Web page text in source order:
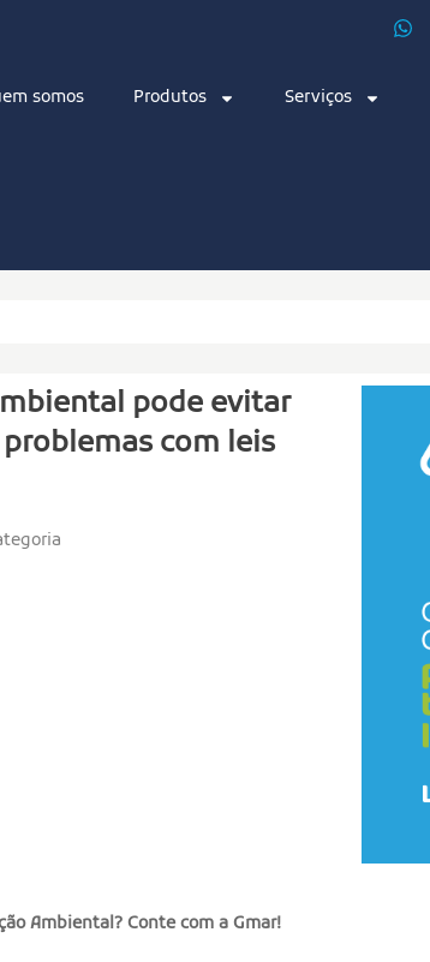
somos Produtos Serviços
pode evitar
com leis
Ambiental? Conte com a Gmar!